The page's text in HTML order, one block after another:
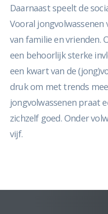
Daarnaast speelt de
Vooral jongvolwassenen
van familie en vrienden.
een behoorlijk sterke
een kwart van de
druk om met trends
jongvolwassenen praat
zichzelf goed. Onder
vijf.